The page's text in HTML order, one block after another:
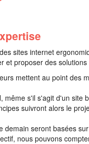
sites internet
et proposer des
mettent au point des
même s'il s'agit d'un site
suivront alors le
demain seront basées
nous pouvons